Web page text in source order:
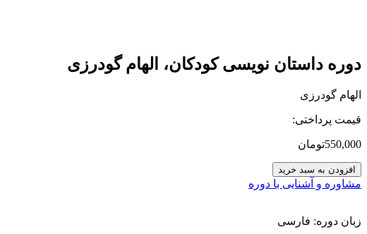
دوره داستان نویسی کودکان، الهام گودرزی
الهام گودرزی
قیمت پرداختی:
550,000تومان
دوره
داستان
الهام
افزودن به سبد خرید
مشاوره و آشنایی با دوره
زبان دوره: فارسی